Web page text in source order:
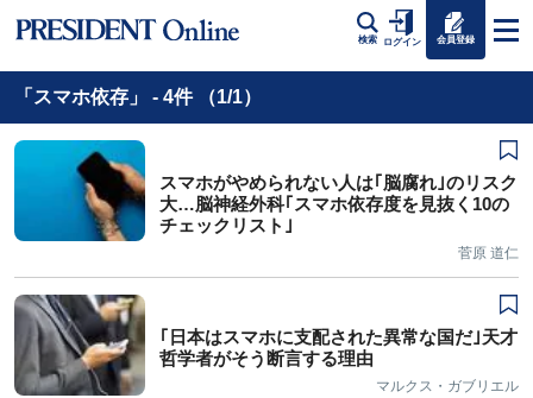
検索 ログイン 会員登録
「スマホ依存」 - 4件 （1/1）
スマホがやめられない人は｢脳腐れ｣のリスク
大…脳神経外科｢スマホ依存度を見抜く10の
チェックリスト｣
菅原 道仁
｢日本はスマホに支配された異常な国だ｣天才
哲学者がそう断言する理由
マルクス・ガブリエル